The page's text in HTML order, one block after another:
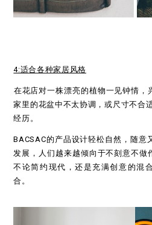
4:适合各种家居风格
在花店对一株漂亮的植物一见钟情，
家里的花盆中不太协调，或尺寸不合
经历。
BACSAC的产品设计轻松自然，随意
发展，人们越来越倾向于不刻意不做
不论简约现代，还是充满创意的混
合。